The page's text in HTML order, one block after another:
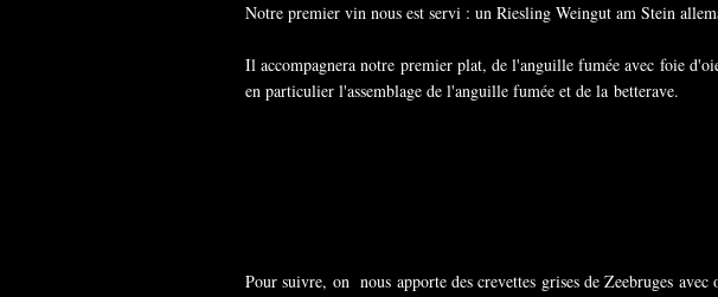
Notre premier vin nous est servi : un Riesling Weingut am Stein
Il accompagnera notre premier plat, de l'anguille fumée avec foie
en particulier l'assemblage de l'anguille fumée et de la betterave.
Pour suivre, on nous apporte des crevettes grises de Zeebruges